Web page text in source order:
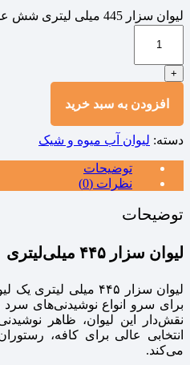
لیوان سزار 445 میلی لیتری شش عددی ایلا عدد
+
افزودن به سبد خرید
دسته: لیوان آب میوه و شیک
توضیحات
نظرات (0)
توضیحات
لیوان سزار ۴۴۵ میلی‌لیتری
لیوان سزار ۴۴۵ میلی‌
برای سرو انواع نوشیدنی‌های
نقش‌دار این لیوان، ظاهر
انتخابی عالی برای کافه،
می‌کند.